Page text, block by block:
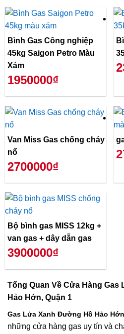
Bình Gas Công nghiệp
45kg Saigon Petro Màu
Xám
1950000₫
Van Miss Gas chống cháy
nổ
2700000₫
Bộ bình gas MISS 12kg +
van gas + dây dẫn gas
3900000₫
Tổng Quan Về Cửa Hàng Gas
Hảo Hớn, Quận 1
Gas Lửa Xanh Đường Hồ Hảo
những cửa hàng gas uy tín và